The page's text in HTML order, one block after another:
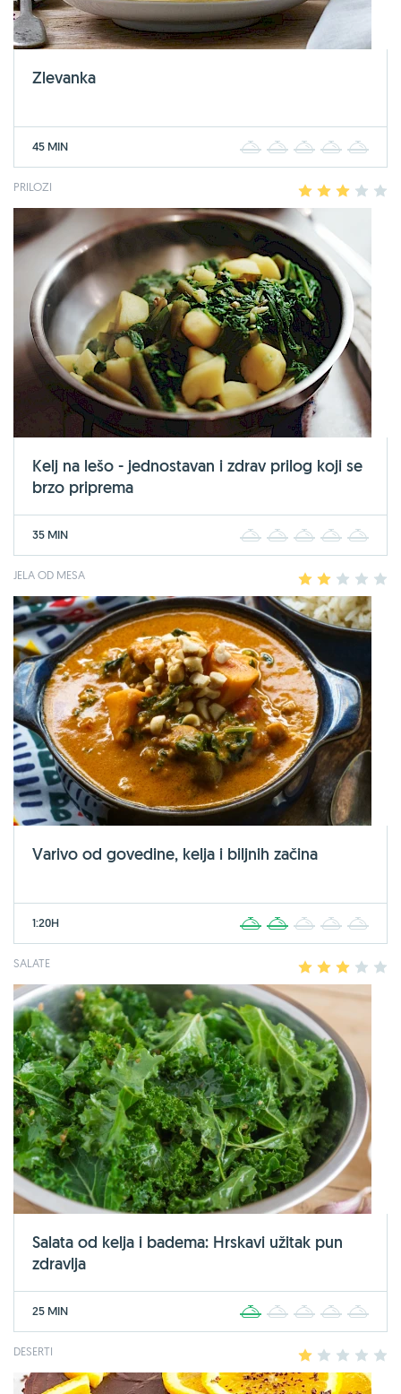
Zlevanka
45 MIN 2 3 4
PRILOZI 2 3 4
Kelj na lešo - jednostavan i zdrav prilog koji se
brzo priprema
35 MIN 2 3 4
JELA OD MESA 2 3 4
Varivo od govedine, kelja i biljnih začina
1:20H 2 3 4
SALATE 2 3 4
Salata od kelja i badema: Hrskavi užitak pun
zdravlja
25 MIN 2 3 4
DESERTI 2 3 4